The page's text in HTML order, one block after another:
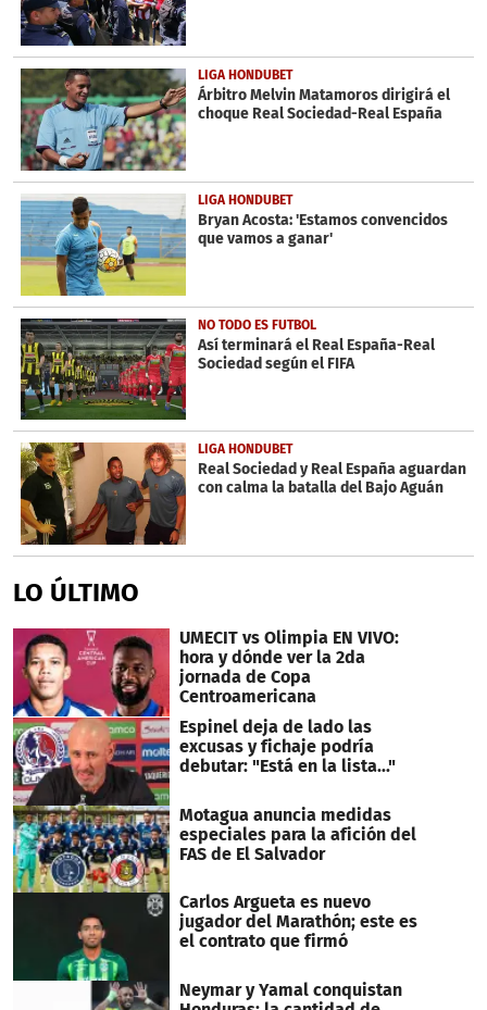
LIGA HONDUBET
Árbitro Melvin Matamoros dirigirá el
choque Real Sociedad-Real España
LIGA HONDUBET
Bryan Acosta: 'Estamos convencidos
que vamos a ganar'
NO TODO ES FUTBOL
Así terminará el Real España-Real
Sociedad según el FIFA
LIGA HONDUBET
Real Sociedad y Real España aguardan
con calma la batalla del Bajo Aguán
LO ÚLTIMO
UMECIT vs Olimpia EN VIVO:
hora y dónde ver la 2da
jornada de Copa
Centroamericana
Espinel deja de lado las
excusas y fichaje podría
debutar: "Está en la lista..."
Motagua anuncia medidas
especiales para la afición del
FAS de El Salvador
Carlos Argueta es nuevo
jugador del Marathón; este es
el contrato que firmó
Neymar y Yamal conquistan